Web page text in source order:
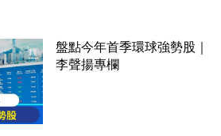
盤點今年首季環球強勢股｜
李聲揚專欄